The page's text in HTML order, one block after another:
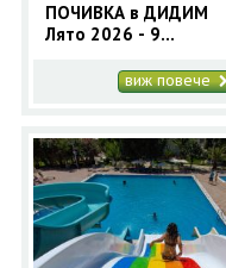
ПОЧИВКА в ДИДИМ
Лято 2026 - 9
виж повече